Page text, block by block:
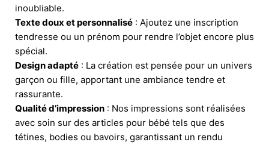
inoubliable.
Texte doux et personnalisé : Ajoutez une inscription
tendresse ou un prénom pour rendre l’objet encore plus
spécial.
Design adapté : La création est pensée pour un univers
garçon ou fille, apportant une ambiance tendre et
rassurante.
Qualité d’impression : Nos impressions sont réalisées
avec soin sur des articles pour bébé tels que des
tétines, bodies ou bavoirs, garantissant un rendu